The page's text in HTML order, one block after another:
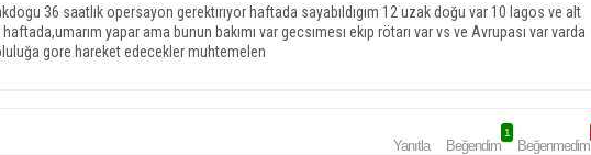
36 saatlık opersayon gerektırıyor haftada sayabıldıgım 12 uzak doğu var 10 lagos ve alt
yapar ama bunun bakımı var gecsımesı ekıp rötarı var vs ve Avrupası var varda
gore hareket edecekler muhtemelen
Yanıtla Beğendim
1
Beğenmedim